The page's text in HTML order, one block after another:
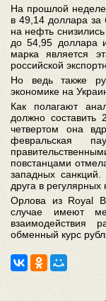
На прошлой
в 49,14 доллара
на нефть
до 54,95 доллара
марка является
российской
Но ведь также
экономике на
Как полагают
должно составить
четвертом она
февральская
повстанцами
западных
друга в
Орлова из Royal
случае имеют
взаимодействия
обменный курс